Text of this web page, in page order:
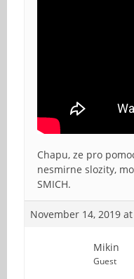
Chapu, ze pro
nesmirne slozity,
SMICH.
November 14, 2019
Mikin
Guest